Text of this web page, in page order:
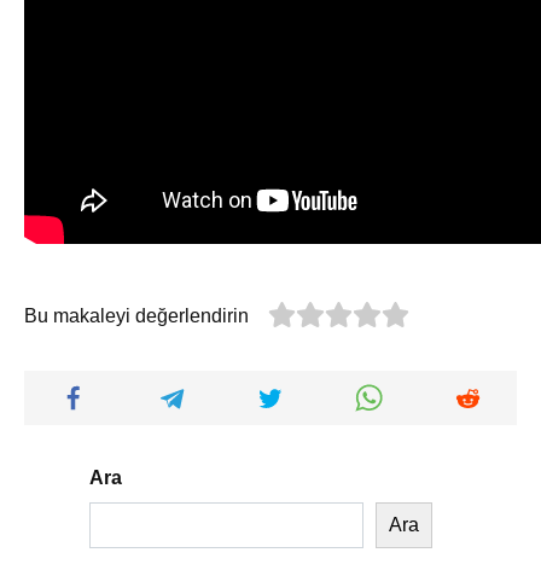
Bu makaleyi değerlendirin
Ara
Ara